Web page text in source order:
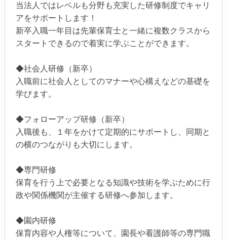
当法人ではレベルも分野も充実した研修制度でキャリ
アをサポートします！
新卒入職一年目は先輩保育士と一緒に複数クラスから
スタートできるので着実に学ぶことができます。
◆社会人研修（新卒）
入職前に社会人としてのマナーや心構えなどの基礎を
学びます。
◆フォローアップ研修（新卒）
入職後も、１年をかけて定期的にサポートし、同期と
の横のつながりも大切にします。
◆専門研修
保育を行う上で必要となる知識や技術を学ぶために行
政や関係機関が主催する研修へ参加します。
◆園内研修
保育内容や人権等について、園長や看護師等の専門職